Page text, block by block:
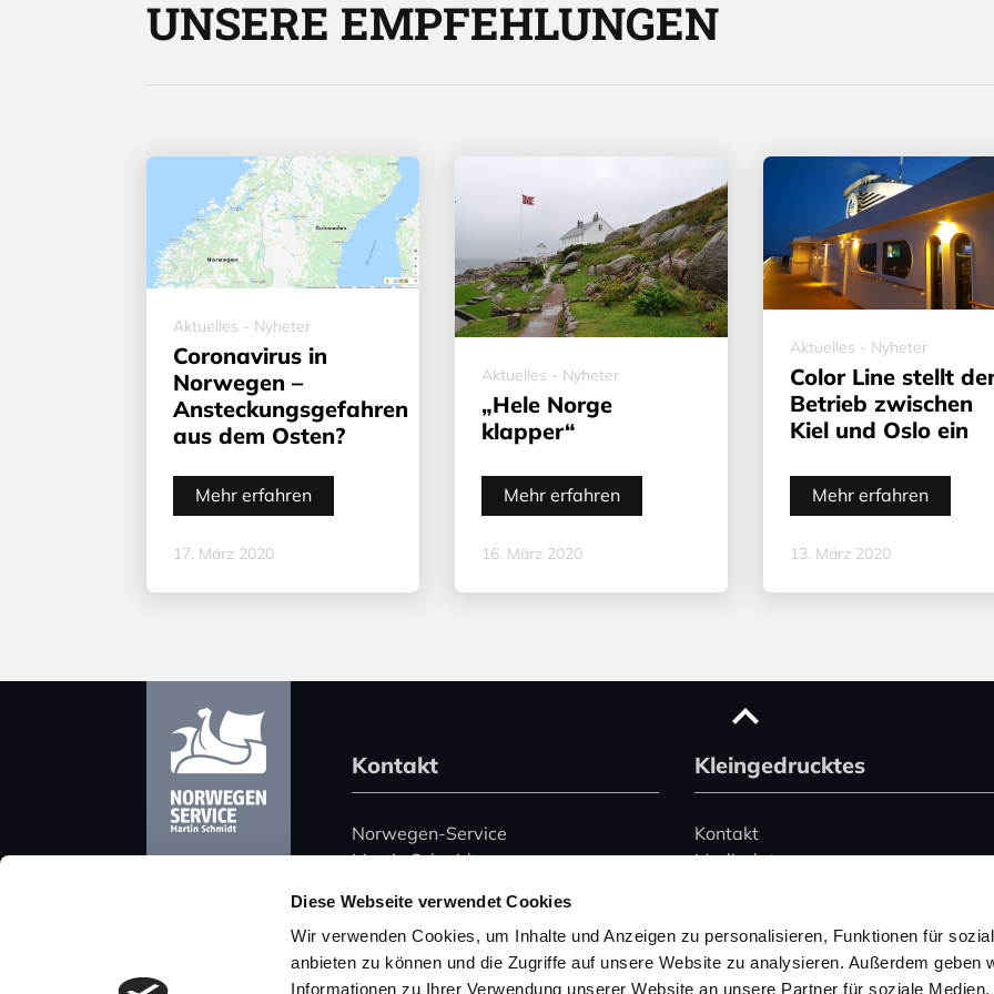
Diese Webseite verwendet Cookies
Wir verwenden Cookies, um Inhalte und Anzeigen zu personalisieren, Funktionen für
anbieten zu können und die Zugriffe auf unsere Website zu analysieren. Außerdem geben
Informationen zu Ihrer Verwendung unserer Website an unsere Partner für soziale Medien,
UNSERE EMPFEHLUNGEN
Aktuelles - Nyheter
Coronavirus in
Norwegen –
Ansteckungsgefahren
aus dem Osten?
Mehr erfahren
17. März 2020
Aktuelles - Nyheter
„Hele Norge
klapper“
Mehr erfahren
16. März 2020
Aktuelles - Nyheter
Color Line stellt
Betrieb zwischen
Kiel und Oslo ein
Mehr erfahren
13. März 2020
Kontakt
Norwegen-Service
Martin Schmidt
Harz 51
06108 Halle (Saale)
Deutschland
Kleingedrucktes
Kontakt
Mediadaten
Datenschutz
Impressum